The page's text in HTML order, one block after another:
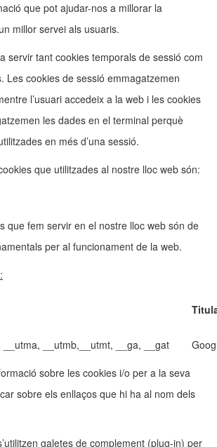
que pot ajudar-nos a millorar la
millor servei als usuaris.
servir tant cookies temporals de sessió com
Les cookies de sessió emmagatzemen
l’usuari accedeix a la web i les cookies
les dades en el terminal perquè
en més d’una sessió.
que utilitzades al nostre lloc web són:
que fem servir en el nostre lloc web són de
per al funcionament de la web.
__utma, __utmb,__utmt, __ga, __gat
sobre les cookies i/o per a la seva
sobre els enllaços que hi ha al nom dels
galetes de complement (plug-in) per